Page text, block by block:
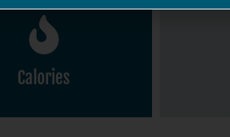
Calories